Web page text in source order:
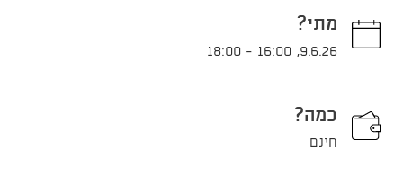
מתי?
9.6.26
,
16:00
-
18:00
כמה?
חינם